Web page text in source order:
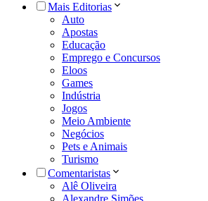
Mais Editorias
Auto
Apostas
Educação
Emprego e Concursos
Eloos
Games
Indústria
Jogos
Meio Ambiente
Negócios
Pets e Animais
Turismo
Comentaristas
Alê Oliveira